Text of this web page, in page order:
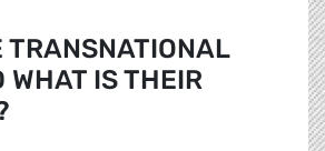
TRANSNATIONAL
WHAT IS THEIR